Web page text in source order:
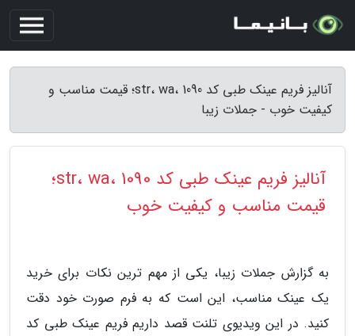
آنالیز فریم عینک طبی کد str، wa، 1090؛ قیمت مناسب و
کیفیت خوب - جملات زیبا
آنالیز فریم عینک طبی کد str، wa، 1090؛
قیمت مناسب و کیفیت خوب
به گزارش جملات زیبا، یکی از مهم ترین نکات برای خرید
یک عینک مناسب، این است که به فرم صورت خود دقت
کنید. در این ویدیوی تلنت قصد داریم فریم عینک طبی کد